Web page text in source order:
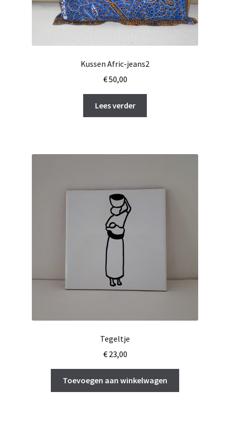
Kussen Afric-jeans2
€50,00
Lees verder
Tegeltje
€23,00
Toevoegen aan winkelwagen